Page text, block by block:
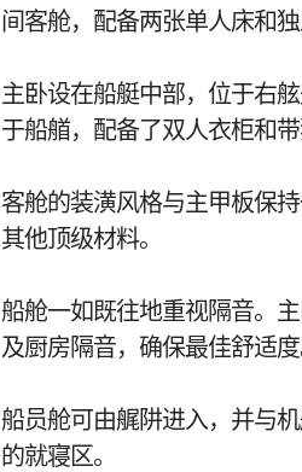
间客舱，配备两张单人床和独
主卧设在船艇中部，位于右
于船艏，配备了双人衣柜和
客舱的装潢风格与主甲板保
其他顶级材料。
船舱一如既往地重视隔音。
及厨房隔音，确保最佳舒适度
船员舱可由艉阱进入，并与
的就寝区。